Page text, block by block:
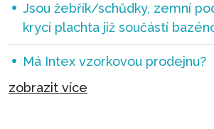
Jsou žebřík/schůdky, zemní
krycí plachta již součástí
Má Intex vzorkovou prodejnu?
zobrazit více